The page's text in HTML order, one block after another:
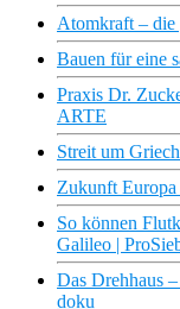
Atomkraft – die
Bauen für eine
Praxis Dr.
ARTE
Streit um
Zukunft
So können
Galileo |
Das Drehhaus
doku